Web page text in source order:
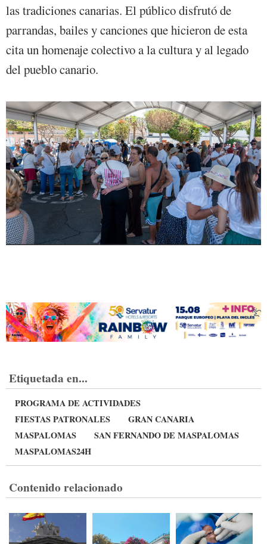
las tradiciones canarias. El público disfrutó de
parrandas, bailes y canciones que hicieron de esta
cita un homenaje colectivo a la cultura y al legado
del pueblo canario.
Etiquetada en...
PROGRAMA DE ACTIVIDADES
FIESTAS PATRONALES
GRAN CANARIA
MASPALOMAS
SAN FERNANDO DE MASPALOMAS
MASPALOMAS24H
Contenido relacionado